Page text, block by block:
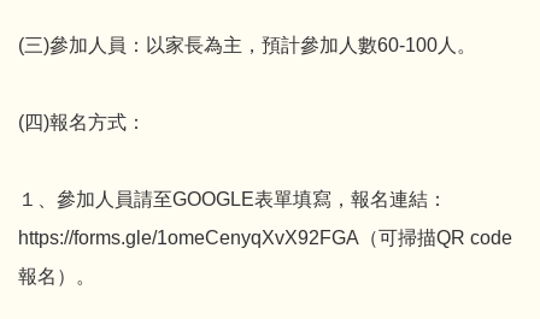
(三)參加人員：以家長為主，預計參加人數60-100人。
(四)報名方式：
１、參加人員請至GOOGLE表單填寫，報名連結：
https://forms.gle/1omeCenyqXvX92FGA（可掃描QR code
報名）。